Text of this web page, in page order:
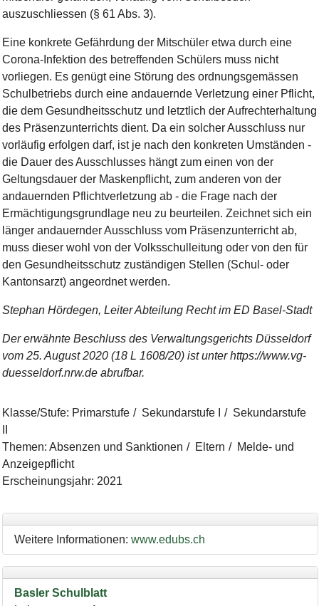
auszuschliessen (§ 61 Abs. 3).
Eine konkrete Gefährdung der Mitschüler etwa durch eine
Corona-Infektion des betreffenden Schülers muss nicht
vorliegen. Es genügt eine Störung des ordnungsgemässen
Schulbetriebs durch eine andauernde Verletzung einer Pflicht,
die dem Gesundheitsschutz und letztlich der Aufrechterhaltung
des Präsenzunterrichts dient. Da ein solcher Ausschluss nur
vorläufig erfolgen darf, ist je nach den konkreten Umständen -
die Dauer des Ausschlusses hängt zum einen von der
Geltungsdauer der Maskenpflicht, zum anderen von der
andauernden Pflichtverletzung ab - die Frage nach der
Ermächtigungsgrundlage neu zu beurteilen. Zeichnet sich ein
länger andauernder Ausschluss vom Präsenzunterricht ab,
muss dieser wohl von der Volksschulleitung oder von den für
den Gesundheitsschutz zuständigen Stellen (Schul- oder
Kantonsarzt) angeordnet werden.
Stephan Hördegen, Leiter Abteilung Recht im ED Basel-Stadt
Der erwähnte Beschluss des Verwaltungsgerichts Düsseldorf
vom 25. August 2020 (18 L 1608/20) ist unter https://www.vg-
duesseldorf.nrw.de abrufbar.
Klasse/Stufe: Primarstufe Sekundarstufe I
Sekundarstufe
Themen: Absenzen und Sanktionen Eltern
Melde- und
Anzeigepflicht
Erscheinungsjahr: 2021
Weitere Informationen: www.edubs.ch
Basler Schulblatt